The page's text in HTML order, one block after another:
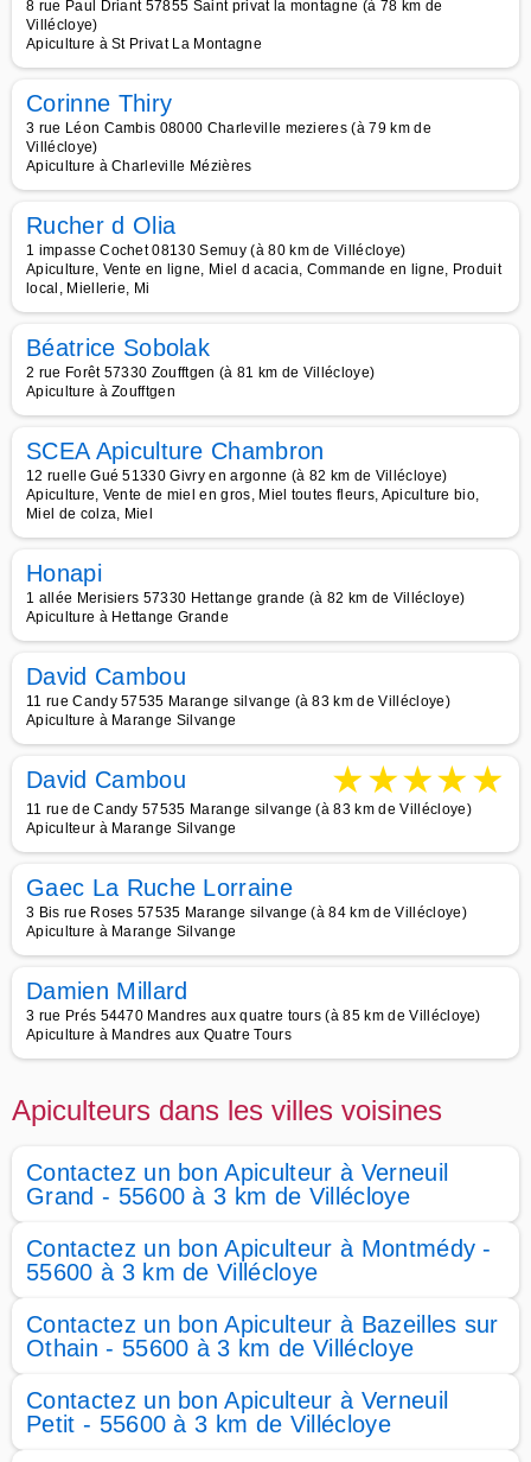
8 rue Paul Driant 57855 Saint privat la montagne (à 78 km de
Villécloye)
Apiculture à St Privat La Montagne
Corinne Thiry
3 rue Léon Cambis 08000 Charleville mezieres (à 79 km de
Villécloye)
Apiculture à Charleville Mézières
Rucher d Olia
1 impasse Cochet 08130 Semuy (à 80 km de Villécloye)
Apiculture, Vente en ligne, Miel d acacia, Commande en ligne, Produit
local, Miellerie, Mi
Béatrice Sobolak
2 rue Forêt 57330 Zoufftgen (à 81 km de Villécloye)
Apiculture à Zoufftgen
SCEA Apiculture Chambron
12 ruelle Gué 51330 Givry en argonne (à 82 km de Villécloye)
Apiculture, Vente de miel en gros, Miel toutes fleurs, Apiculture bio,
Miel de colza, Miel
Honapi
1 allée Merisiers 57330 Hettange grande (à 82 km de Villécloye)
Apiculture à Hettange Grande
David Cambou
11 rue Candy 57535 Marange silvange (à 83 km de Villécloye)
Apiculture à Marange Silvange
David Cambou ★★★★★
11 rue de Candy 57535 Marange silvange (à 83 km de Villécloye)
Apiculteur à Marange Silvange
Gaec La Ruche Lorraine
3 Bis rue Roses 57535 Marange silvange (à 84 km de Villécloye)
Apiculture à Marange Silvange
Damien Millard
3 rue Prés 54470 Mandres aux quatre tours (à 85 km de Villécloye)
Apiculture à Mandres aux Quatre Tours
Apiculteurs dans les villes voisines
Contactez un bon Apiculteur à Verneuil
Grand - 55600 à 3 km de Villécloye
Contactez un bon Apiculteur à Montmédy -
55600 à 3 km de Villécloye
Contactez un bon Apiculteur à Bazeilles sur
Othain - 55600 à 3 km de Villécloye
Contactez un bon Apiculteur à Verneuil
Petit - 55600 à 3 km de Villécloye